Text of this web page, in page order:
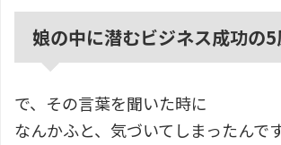
娘の中に潜むビジネス成功の5
で、その言葉を聞いた時に
なんかふと、気づいてしまったんで